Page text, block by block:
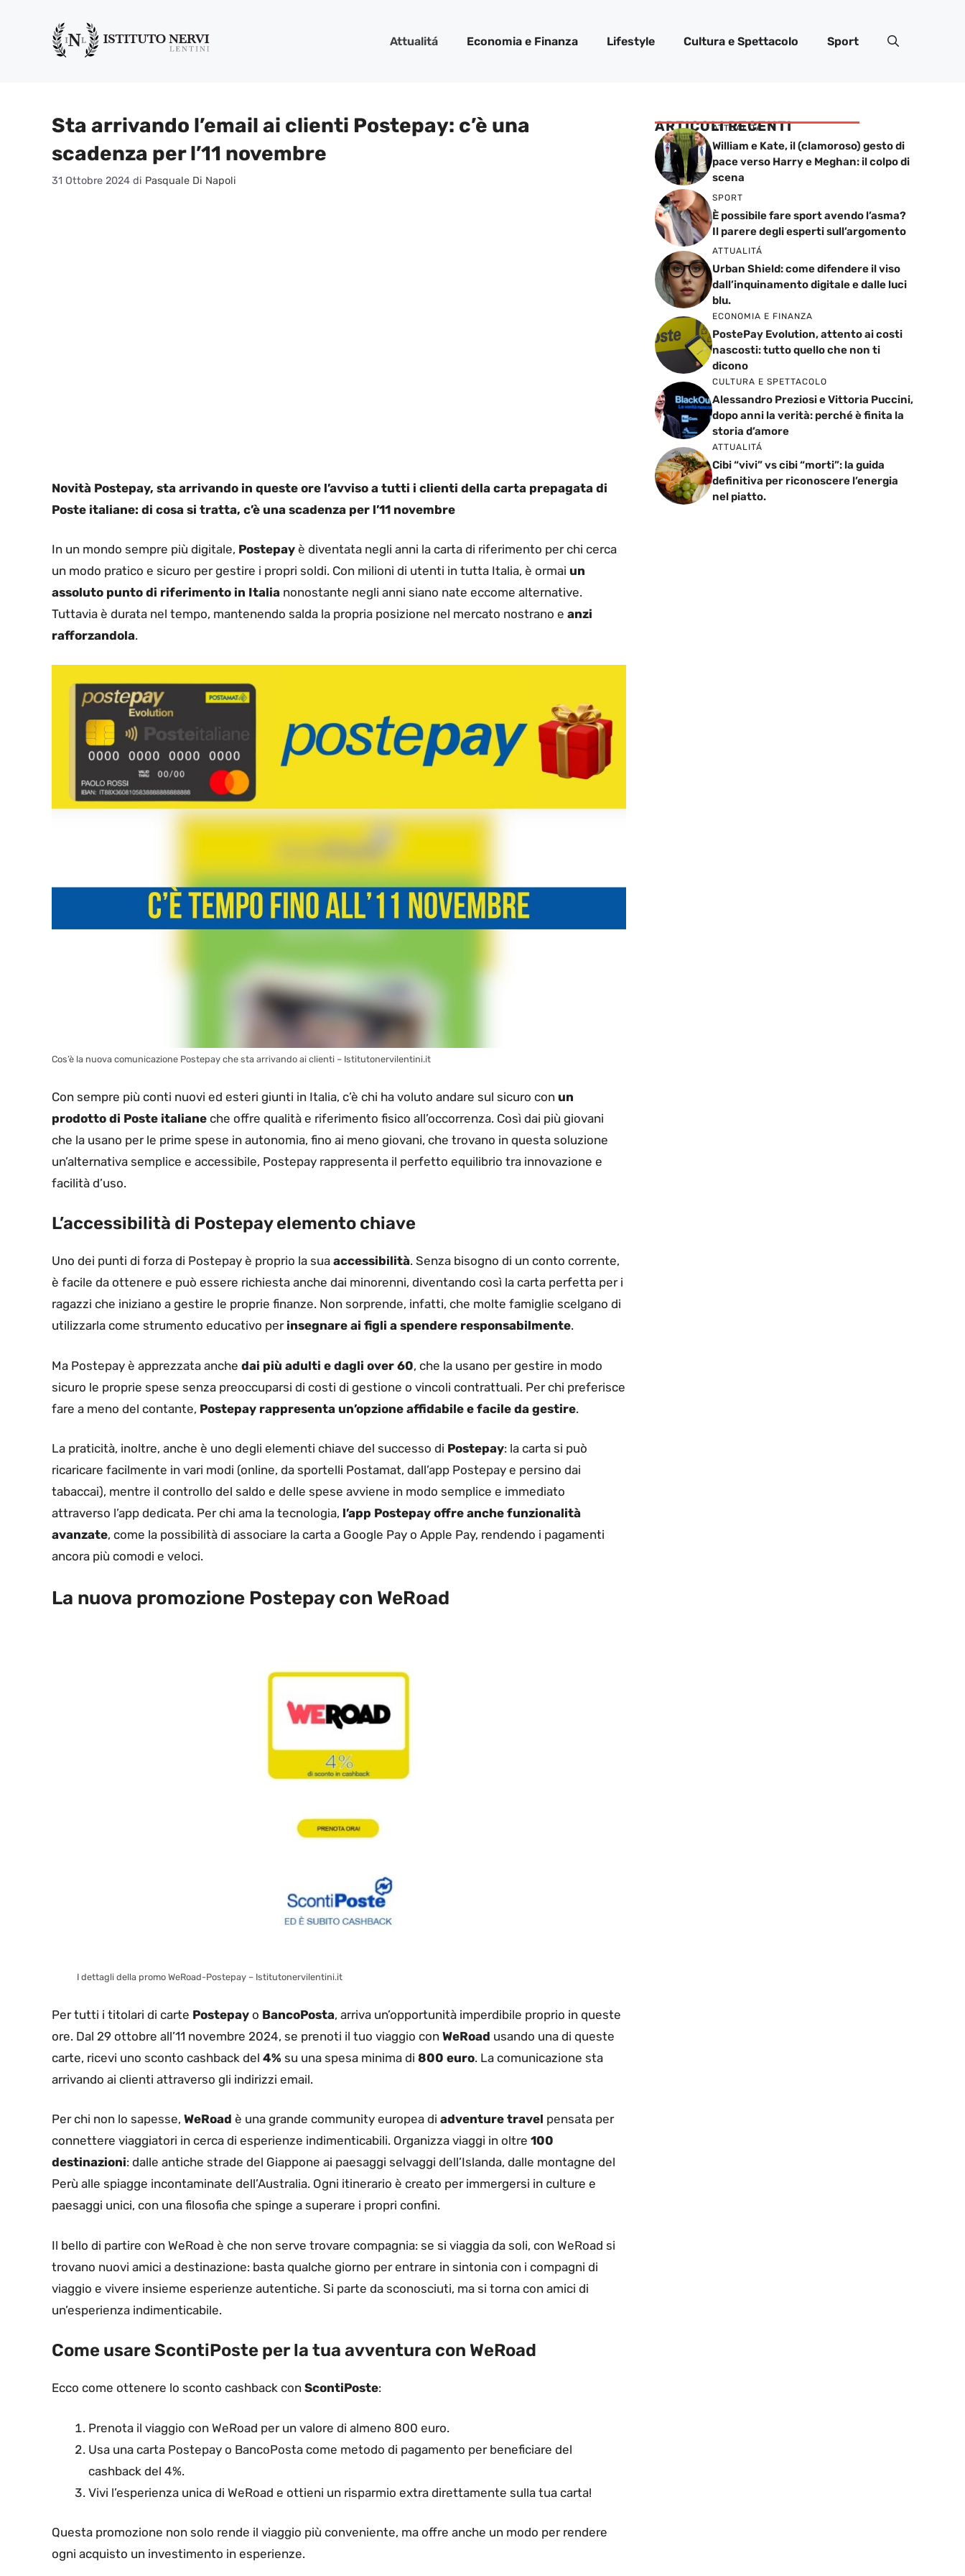
contenuto
Attualitá Economia e Finanza Lifestyle Cultura e Spettacolo Sport
Sta arrivando l’email ai clienti Postepay: c’è una
scadenza per l’11 novembre
31 Ottobre 2024 di Pasquale Di Napoli
Novità Postepay, sta arrivando in queste ore l’avviso a tutti i clienti della carta prepagata di
Poste italiane: di cosa si tratta, c’è una scadenza per l’11 novembre
In un mondo sempre più digitale, Postepay è diventata negli anni la carta di riferimento per chi cerca
un modo pratico e sicuro per gestire i propri soldi. Con milioni di utenti in tutta Italia, è ormai un
assoluto punto di riferimento in Italia nonostante negli anni siano nate eccome alternative.
Tuttavia è durata nel tempo, mantenendo salda la propria posizione nel mercato nostrano e anzi
rafforzandola.
Cos’è la nuova comunicazione Postepay che sta arrivando ai clienti – Istitutonervilentini.it
Con sempre più conti nuovi ed esteri giunti in Italia, c’è chi ha voluto andare sul sicuro con un
prodotto di Poste italiane che offre qualità e riferimento fisico all’occorrenza. Così dai più giovani
che la usano per le prime spese in autonomia, fino ai meno giovani, che trovano in questa soluzione
un’alternativa semplice e accessibile, Postepay rappresenta il perfetto equilibrio tra innovazione e
facilità d’uso.
L’accessibilità di Postepay elemento chiave
Uno dei punti di forza di Postepay è proprio la sua accessibilità. Senza bisogno di un conto corrente,
è facile da ottenere e può essere richiesta anche dai minorenni, diventando così la carta perfetta per i
ragazzi che iniziano a gestire le proprie finanze. Non sorprende, infatti, che molte famiglie scelgano di
utilizzarla come strumento educativo per insegnare ai figli a spendere responsabilmente.
Ma Postepay è apprezzata anche dai più adulti e dagli over 60, che la usano per gestire in modo
sicuro le proprie spese senza preoccuparsi di costi di gestione o vincoli contrattuali. Per chi preferisce
fare a meno del contante, Postepay rappresenta un’opzione affidabile e facile da gestire.
La praticità, inoltre, anche è uno degli elementi chiave del successo di Postepay: la carta si può
ricaricare facilmente in vari modi (online, da sportelli Postamat, dall’app Postepay e persino dai
tabaccai), mentre il controllo del saldo e delle spese avviene in modo semplice e immediato
attraverso l’app dedicata. Per chi ama la tecnologia, l’app Postepay offre anche funzionalità
avanzate, come la possibilità di associare la carta a Google Pay o Apple Pay, rendendo i pagamenti
ancora più comodi e veloci.
La nuova promozione Postepay con WeRoad
I dettagli della promo WeRoad-Postepay – Istitutonervilentini.it
Per tutti i titolari di carte Postepay o BancoPosta, arriva un’opportunità imperdibile proprio in queste
ore. Dal 29 ottobre all’11 novembre 2024, se prenoti il tuo viaggio con WeRoad usando una di queste
carte, ricevi uno sconto cashback del 4% su una spesa minima di 800 euro. La comunicazione sta
arrivando ai clienti attraverso gli indirizzi email.
Per chi non lo sapesse, WeRoad è una grande community europea di adventure travel pensata per
connettere viaggiatori in cerca di esperienze indimenticabili. Organizza viaggi in oltre 100
destinazioni: dalle antiche strade del Giappone ai paesaggi selvaggi dell’Islanda, dalle montagne del
Perù alle spiagge incontaminate dell’Australia. Ogni itinerario è creato per immergersi in culture e
paesaggi unici, con una filosofia che spinge a superare i propri confini.
Il bello di partire con WeRoad è che non serve trovare compagnia: se si viaggia da soli, con WeRoad si
trovano nuovi amici a destinazione: basta qualche giorno per entrare in sintonia con i compagni di
viaggio e vivere insieme esperienze autentiche. Si parte da sconosciuti, ma si torna con amici di
un’esperienza indimenticabile.
Come usare ScontiPoste per la tua avventura con WeRoad
Ecco come ottenere lo sconto cashback con ScontiPoste:
Prenota il viaggio con WeRoad per un valore di almeno 800 euro.
Usa una carta Postepay o BancoPosta come metodo di pagamento per beneficiare del
cashback del 4%.
Vivi l’esperienza unica di WeRoad e ottieni un risparmio extra direttamente sulla tua carta!
Questa promozione non solo rende il viaggio più conveniente, ma offre anche un modo per rendere
ogni acquisto un investimento in esperienze.
ARTICOLI RECENTI
ATTUALITÁ
William e Kate, il (clamoroso) gesto di
pace verso Harry e Meghan: il colpo di
scena
SPORT
È possibile fare sport avendo l’asma?
Il parere degli esperti sull’argomento
ATTUALITÁ
Urban Shield: come difendere il viso
dall’inquinamento digitale e dalle luci
blu.
ECONOMIA E FINANZA
PostePay Evolution, attento ai costi
nascosti: tutto quello che non ti
dicono
CULTURA E SPETTACOLO
Alessandro Preziosi e Vittoria Puccini,
dopo anni la verità: perché è finita la
storia d’amore
ATTUALITÁ
Cibi “vivi” vs cibi “morti”: la guida
definitiva per riconoscere l’energia
nel piatto.